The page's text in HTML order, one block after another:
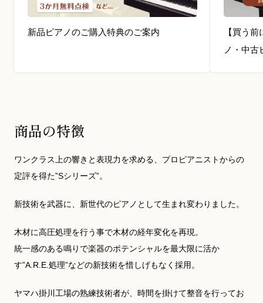
新品ピアノのご購入特典のご案内
【買う
ノ・中古
商品の特徴
ワンクラス上の響きと表現力を求める、プロピアニストからの
定評を得た”Sシリーズ”。
新技術を武器に、新世代のピアノとして生まれ変わりました。
木材に高圧処理を行う事で木材の経年変化を再現。
統一感のある鳴りで楽器のポテンシャルを最大限に活か
す”A.R.E.処理”などの新技術を惜しげもなく採用。
ヤマハ掛川工場の熟練技術者が、時間を掛けて整音を行ってお